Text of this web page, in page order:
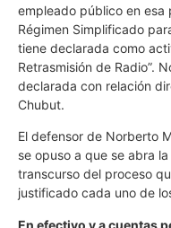
empleado público en
Régimen Simplificado
tiene declarada como
Retrasmisión de Radio”.
declarada con relación
Chubut.
El defensor de Norberto
se opuso a que se abra
transcurso del proceso
justificado cada uno de
En efectivo y a cuentas